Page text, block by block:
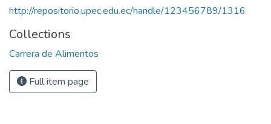
http://repositorio.upec.edu.ec/handle/123456789/1316
Collections
Carrera de Alimentos
Full item page